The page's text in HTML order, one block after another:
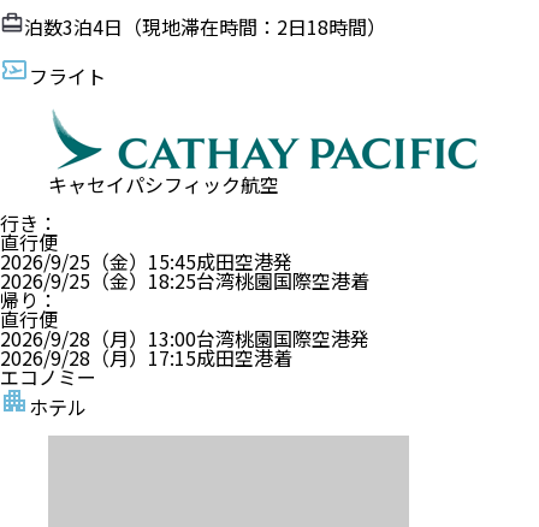
泊数3泊4日（現地滞在時間： 2日18時間）
フライト
キャセイパシフィック航空
行き ：
直行便
2026/9/25（金） 15:45成田空港発
2026/9/25（金） 18:25台湾桃園国際空港着
帰り ：
直行便
2026/9/28（月） 13:00台湾桃園国際空港発
2026/9/28（月） 17:15成田空港着
エコノミー
ホテル